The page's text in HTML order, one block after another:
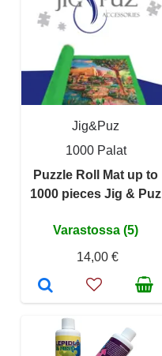
Jig&Puz
1000 Palat
Puzzle Roll Mat up to
1000 pieces Jig & Puz
Varastossa (5)
14,00 €